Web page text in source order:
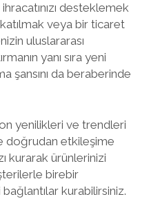
desteklemek
veya bir ticaret
uluslararası
yanı sıra yeni
şansını da beraberinde
yenilikleri ve trendleri
doğrudan etkileşime
kurarak ürünlerinizi
birebir
kurabilirsiniz.